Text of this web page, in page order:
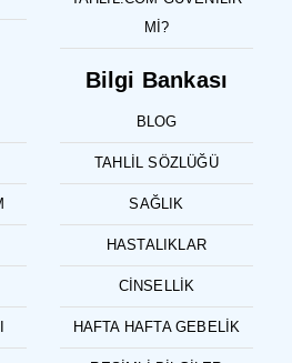
MI?
Bilgi Bankası
BLOG
TAHLIL SÖZLÜĞÜ
SAĞLIK
HASTALIKLAR
CINSELLIK
HAFTA HAFTA GEBELIK